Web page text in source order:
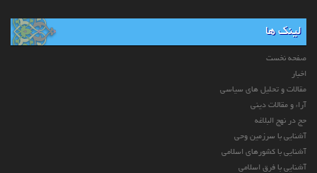
لینک ها
صفحه نخست
اخبار
مقالات و تحلیل های سیاسی
آراء و مقالات دینی
حج در نهج البلاغه
آشنایی با سرزمین وحی
آشنایی با کشورهای اسلامی
آشنایی با فرق اسلامی